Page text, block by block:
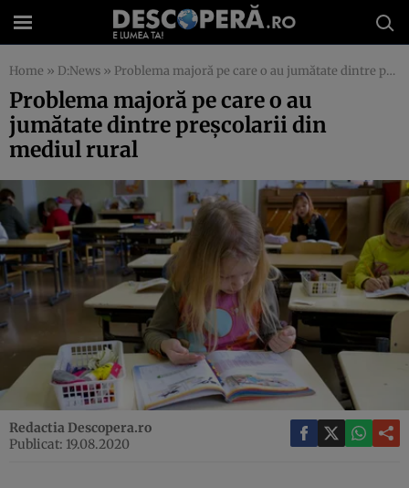
Home » D:News » Problema majoră pe care o au jumătate dintre preșcolarii din mediul rural
Problema majoră pe care o au
jumătate dintre preșcolarii din
mediul rural
Redactia Descopera.ro
Publicat: 19.08.2020